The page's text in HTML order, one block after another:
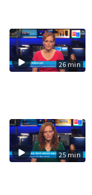
26 min
25 min